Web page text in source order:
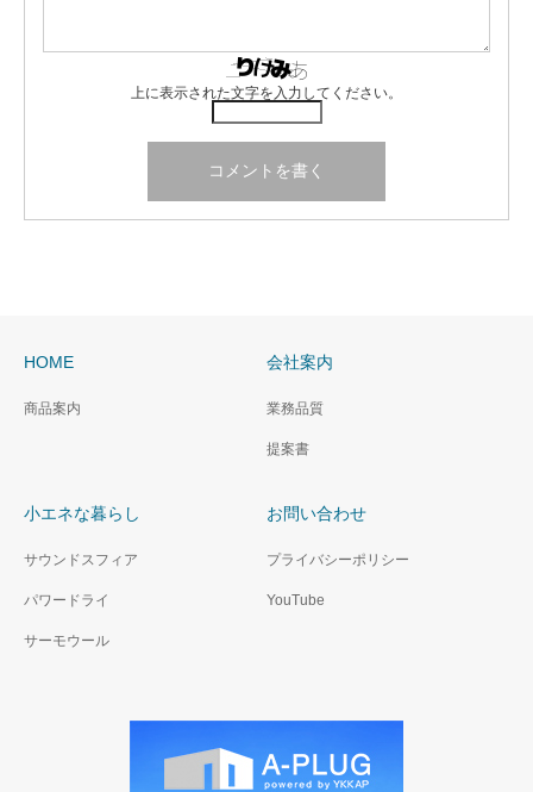
上に表示された文字を入力してください。
HOME
商品案内
会社案内
業務品質
提案書
小エネな暮らし
サウンドスフィア
パワードライ
サーモウール
お問い合わせ
プライバシーポリシー
YouTube